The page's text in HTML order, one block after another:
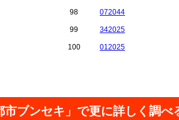
98 072044
99 342025
100 012025
市ブンセキ」で更に詳しく調べ